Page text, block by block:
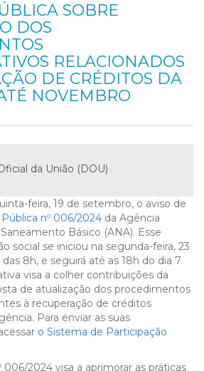
SOBRE
DOS
RELACIONADOS
DE CRÉDITOS DA
NOVEMBRO
da União (DOU)
feira, 19 de setembro, o aviso de
nº 006/2024 da Agência
Básico (ANA). Esse
social se iniciou na segunda-feira, 23
8h, e seguirá até as 18h do dia 7
visa a colher contribuições da
de atualização dos procedimentos
à recuperação de créditos
Para enviar as suas
o Sistema de Participação
006/2024 visa a aprimorar as práticas